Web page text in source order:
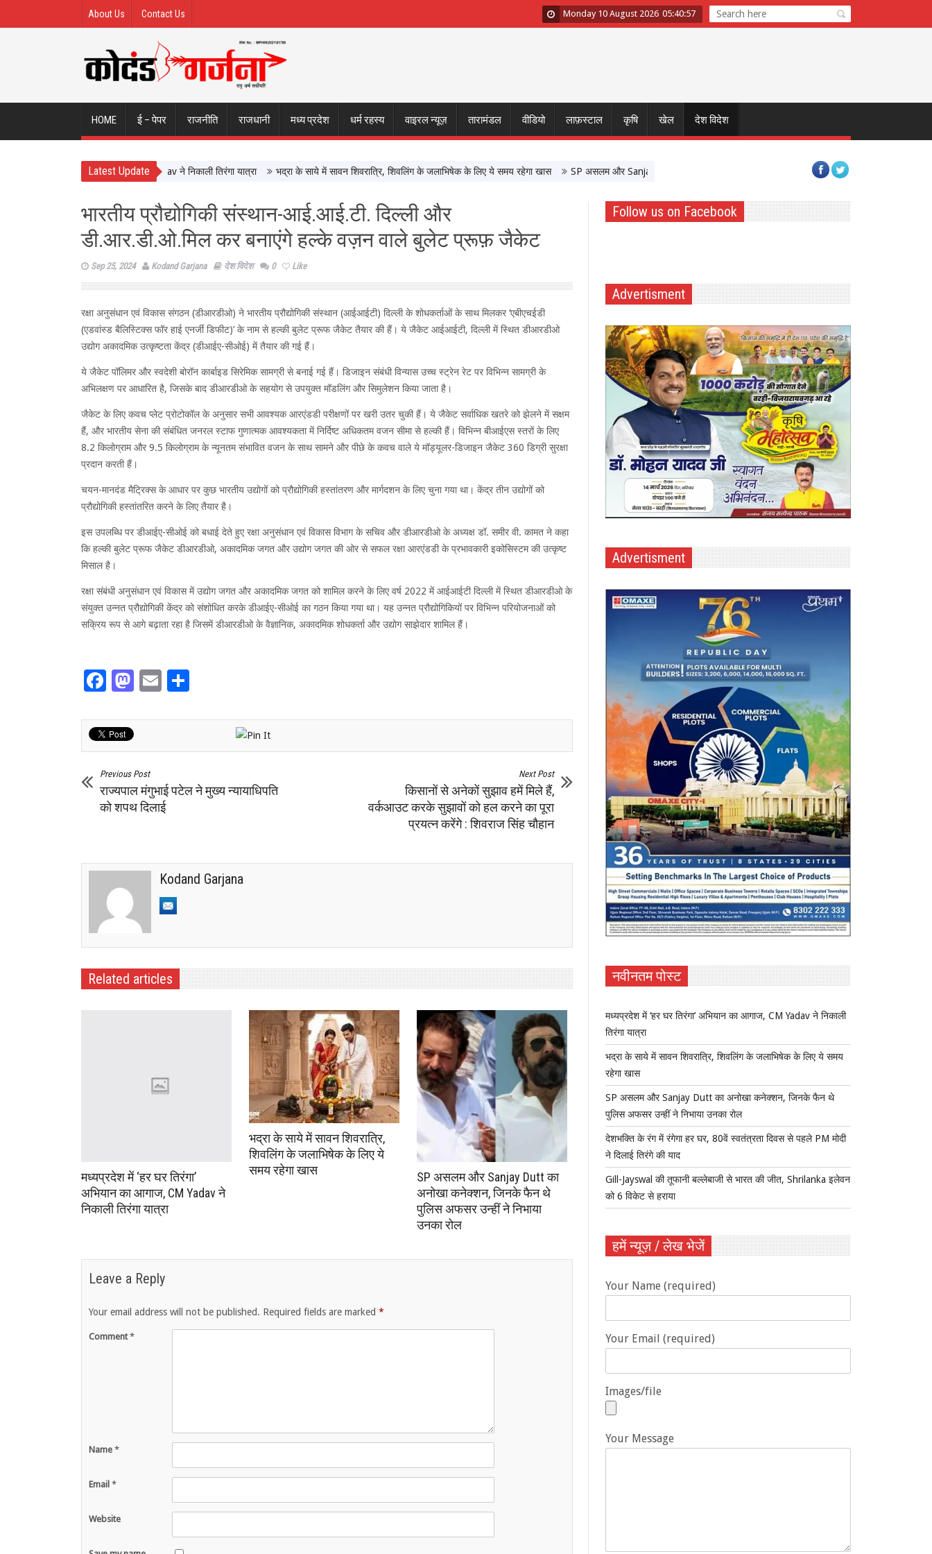
About Us Contact Us Monday 10 August 2026 05:40:57
HOME ई – पेपर राजनीति राजधानी मध्य प्रदेश धर्म रहस्य वाइरल न्यूज़ तारामंडल वीडियो लाफ़स्टाल कृषि खेल देश विदेश
Latest Update
घर तिरंगा’ अभियान का आगाज, CM Yadav ने निकाली तिरंगा यात्रा भद्रा के साये में सावन शिवरात्रि, शिवलिंग के जलाभिषेक के लिए ये समय रहेगा खास SP असलम और Sanjay Dutt का अनोखा कनेक्शन, जिनके फैन थे पुलिस अफसर उन्हीं ने निभाया उनका रोल
भारतीय प्रौद्योगिकी संस्थान-आई.आई.टी. दिल्ली और
डी.आर.डी.ओ.मिल कर बनाएंगे हल्के वज़न वाले बुलेट प्रूफ़ जैकेट
Sep 25, 2024 Kodand Garjana देश विदेश 0 Like
रक्षा अनुसंधान एवं विकास संगठन (डीआरडीओ) ने भारतीय प्रौद्योगिकी संस्थान (आईआईटी) दिल्ली के शोधकर्ताओं के साथ मिलकर ‘एबीएचईडी
(एडवांस्ड बैलिस्टिक्स फॉर हाई एनर्जी डिफीट)’ के नाम से हल्की बुलेट प्रूफ जैकेट तैयार की हैं। ये जैकेट आईआईटी, दिल्ली में स्थित डीआरडीओ
उद्योग अकादमिक उत्कृष्टता केंद्र (डीआईए-सीओई) में तैयार की गई हैं।
ये जैकेट पॉलिमर और स्वदेशी बोरॉन कार्बाइड सिरेमिक सामग्री से बनाई गई हैं। डिजाइन संबंधी विन्यास उच्च स्ट्रेन रेट पर विभिन्न सामग्री के
अभिलक्षण पर आधारित है, जिसके बाद डीआरडीओ के सहयोग से उपयुक्त मॉडलिंग और सिमुलेशन किया जाता है।
जैकेट के लिए कवच प्लेट प्रोटोकॉल के अनुसार सभी आवश्यक आरएंडडी परीक्षणों पर खरी उतर चुकी हैं। ये जैकेट सर्वाधिक खतरे को झेलने में सक्षम
हैं, और भारतीय सेना की संबंधित जनरल स्टाफ गुणात्मक आवश्यकता में निर्दिष्ट अधिकतम वजन सीमा से हल्की हैं। विभिन्न बीआईएस स्तरों के लिए
8.2 किलोग्राम और 9.5 किलोग्राम के न्यूनतम संभावित वजन के साथ सामने और पीछे के कवच वाले ये मॉड्यूलर-डिजाइन जैकेट 360 डिग्री सुरक्षा
प्रदान करती हैं।
चयन-मानदंड मैट्रिक्स के आधार पर कुछ भारतीय उद्योगों को प्रौद्योगिकी हस्तांतरण और मार्गदशन के लिए चुना गया था। केंद्र तीन उद्योगों को
प्रौद्योगिकी हस्तांतरित करने के लिए तैयार है।
इस उपलब्धि पर डीआईए-सीओई को बधाई देते हुए रक्षा अनुसंधान एवं विकास विभाग के सचिव और डीआरडीओ के अध्यक्ष डॉ. समीर वी. कामत ने कहा
कि हल्की बुलेट प्रूफ जैकेट डीआरडीओ, अकादमिक जगत और उद्योग जगत की ओर से सफल रक्षा आरएंडडी के प्रभावकारी इकोसिस्टम की उत्कृष्ट
मिसाल है।
रक्षा संबंधी अनुसंधान एवं विकास में उद्योग जगत और अकादमिक जगत को शामिल करने के लिए वर्ष 2022 में आईआईटी दिल्ली में स्थित डीआरडीओ के
संयुक्त उन्नत प्रौद्योगिकी केंद्र को संशोधित करके डीआईए-सीओई का गठन किया गया था। यह उन्नत प्रौद्योगिकियों पर विभिन्न परियोजनाओं को
सक्रिय रूप से आगे बढ़ाता रहा है जिसमें डीआरडीओ के वैज्ञानिक, अकादमिक शोधकर्ता और उद्योग साझेदार शामिल हैं।
Facebook
Mastodon
Email
Previous Post
राज्यपाल मंगुभाई पटेल ने मुख्य न्यायाधिपति
को शपथ दिलाई
Next Post
किसानों से अनेकों सुझाव हमें मिले हैं,
वर्कआउट करके सुझावों को हल करने का पूरा
प्रयत्न करेंगे : शिवराज सिंह चौहान
Kodand Garjana
Related articles
मध्यप्रदेश में ‘हर घर तिरंगा’
अभियान का आगाज, CM Yadav ने
निकाली तिरंगा यात्रा
भद्रा के साये में सावन शिवरात्रि,
शिवलिंग के जलाभिषेक के लिए ये
समय रहेगा खास
SP असलम और Sanjay Dutt का
अनोखा कनेक्शन, जिनके फैन थे
पुलिस अफसर उन्हीं ने निभाया
उनका रोल
Leave a Reply
Your email address will not be published. Required fields are marked *
Comment*
Name *
Email *
Website
Follow us on Facebook
Advertisment
Advertisment
नवीनतम पोस्ट
मध्यप्रदेश में ‘हर घर तिरंगा’ अभियान का आगाज, CM Yadav ने निकाली
तिरंगा यात्रा
भद्रा के साये में सावन शिवरात्रि, शिवलिंग के जलाभिषेक के लिए ये समय
रहेगा खास
SP असलम और Sanjay Dutt का अनोखा कनेक्शन, जिनके फैन थे
पुलिस अफसर उन्हीं ने निभाया उनका रोल
देशभक्ति के रंग में रंगेगा हर घर, 80वें स्वतंत्रता दिवस से पहले PM मोदी
ने दिलाई तिरंगे की याद
Gill-Jayswal की तूफानी बल्लेबाजी से भारत की जीत, Shrilanka इलेवन
को 6 विकेट से हराया
हमें न्यूज़ / लेख भेजें
Your Name (required)
Your Email (required)
Images/file
Your Message